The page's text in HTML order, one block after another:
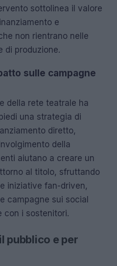
sottolinea il valore
e
non rientrano nelle
di produzione.
sulle campagne
della rete teatrale ha
una strategia di
diretto,
della
aiutano a creare un
al titolo, sfruttando
iniziative fan-driven,
campagne sui social
con i sostenitori.
pubblico e per